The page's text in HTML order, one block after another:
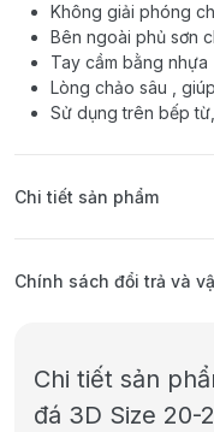
Không giải phóng
Bên ngoài phủ sơn
Tay cầm bằng
Lòng chảo sâu ,
Sử dụng trên bếp
Chi tiết sản phẩm
Chính sách đổi trả và
Chi tiết sản
đá 3D Size 20-